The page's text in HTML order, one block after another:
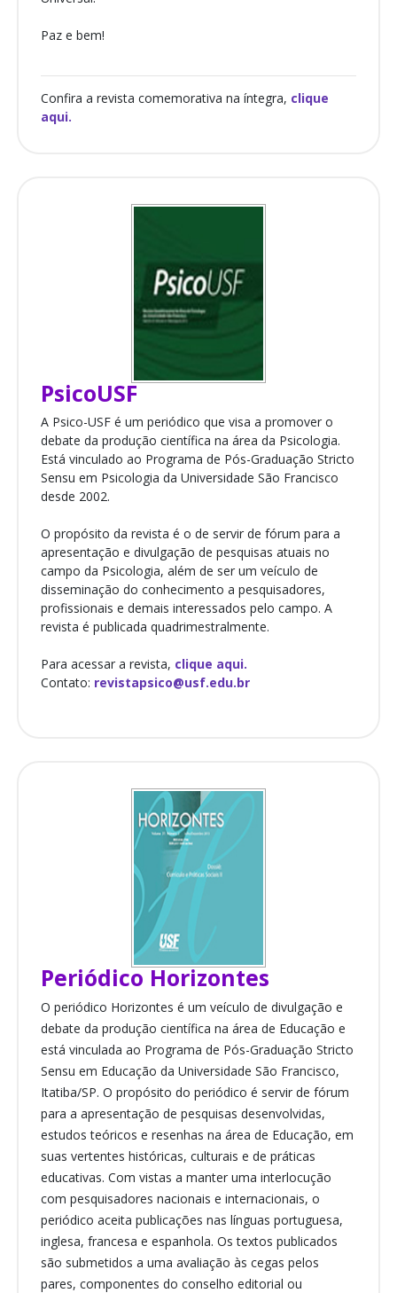
Paz e bem!
Confira a revista comemorativa na íntegra, clique
aqui.
PsicoUSF
A Psico-USF é um periódico que visa a promover o
debate da produção científica na área da Psicologia.
Está vinculado ao Programa de Pós-Graduação Stricto
Sensu em Psicologia da Universidade São Francisco
desde 2002.
O propósito da revista é o de servir de fórum para a
apresentação e divulgação de pesquisas atuais no
campo da Psicologia, além de ser um veículo de
disseminação do conhecimento a pesquisadores,
profissionais e demais interessados pelo campo. A
revista é publicada quadrimestralmente.
Para acessar a revista, clique aqui.
Contato: revistapsico@usf.edu.br
Periódico Horizontes
O periódico Horizontes é um veículo de divulgação e
debate da produção científica na área de Educação e
está vinculada ao Programa de Pós-Graduação Stricto
Sensu em Educação da Universidade São Francisco,
Itatiba/SP. O propósito do periódico é servir de fórum
para a apresentação de pesquisas desenvolvidas,
estudos teóricos e resenhas na área de Educação, em
suas vertentes históricas, culturais e de práticas
educativas. Com vistas a manter uma interlocução
com pesquisadores nacionais e internacionais, o
periódico aceita publicações nas línguas portuguesa,
inglesa, francesa e espanhola. Os textos publicados
são submetidos a uma avaliação às cegas pelos
pares, componentes do conselho editorial ou